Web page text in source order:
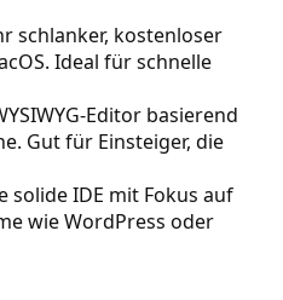
schlanker, kostenloser
Ideal für schnelle
Editor basierend
Gut für Einsteiger, die
solide IDE mit Fokus auf
wie WordPress oder